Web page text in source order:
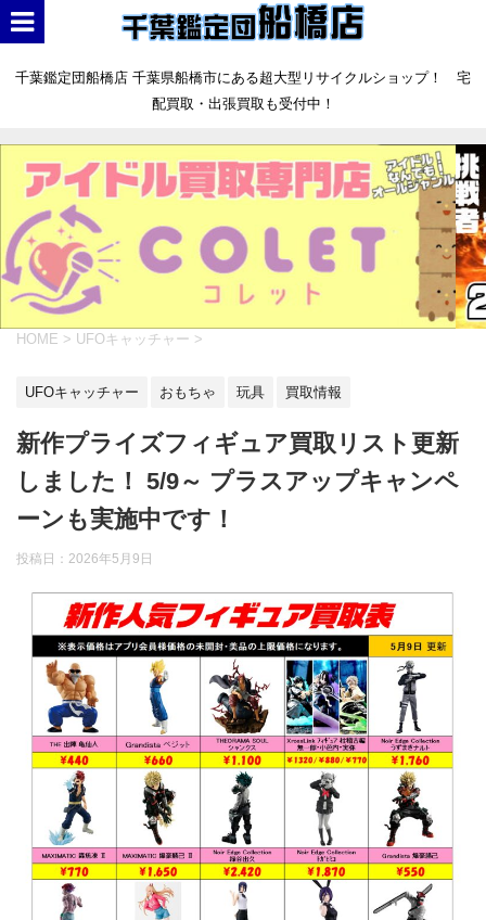
千葉鑑定団船橋店 千葉県船橋市にある超大型リサイクルショップ！ 宅
配買取・出張買取も受付中！
HOME > UFOキャッチャー >
UFOキャッチャー おもちゃ 玩具 買取情報
新作プライズフィギュア買取リスト更新
しました！ 5/9～ プラスアップキャンペ
ーンも実施中です！
投稿日： 2026年5月9日